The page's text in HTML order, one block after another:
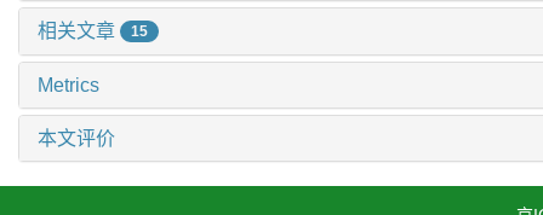
相关文章 15
Metrics
本文评价